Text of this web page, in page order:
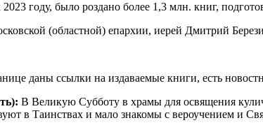
году, было роздано более 1,3 млн. книг,
(областной) епархии, иерей Дмитрий
даны ссылки на издаваемые книги, есть
В Великую Субботу в храмы для освящения
в Таинствах и мало знакомы с вероучением